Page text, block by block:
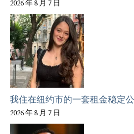
2026 年 8 月 7 日
我住在纽约市的一套租金稳定
2026 年 8 月 7 日